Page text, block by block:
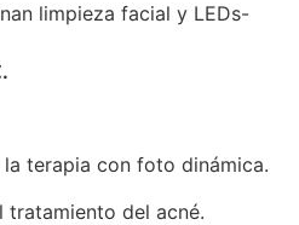
limpieza facial y LEDs-
terapia con foto dinámica.
tratamiento del acné.